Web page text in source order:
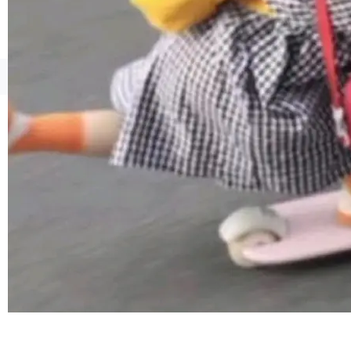
©OSCHINA(OSChina.NET) 京ICP备2025119063号